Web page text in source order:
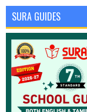
SURA GUIDES